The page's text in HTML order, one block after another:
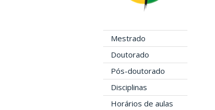
Mestrado
Doutorado
Pós-doutorado
Disciplinas
Horários de aulas